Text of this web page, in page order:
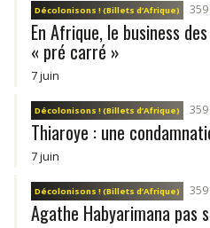
Décolonisons ! (Billets d’Afrique)
En Afrique, le business
« pré carré »
7 juin
Décolonisons ! (Billets d’Afrique)
Thiaroye : une
7 juin
Décolonisons ! (Billets d’Afrique)
Agathe Habyarimana pas